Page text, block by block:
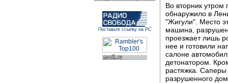
Поставьте ссылку на РС
Во вторник утром
обнаружило в
"Жигули". Место
машина,
проезжает лишь
нее и готовили
салоне
детонатором.
растяжка.
разрушенного